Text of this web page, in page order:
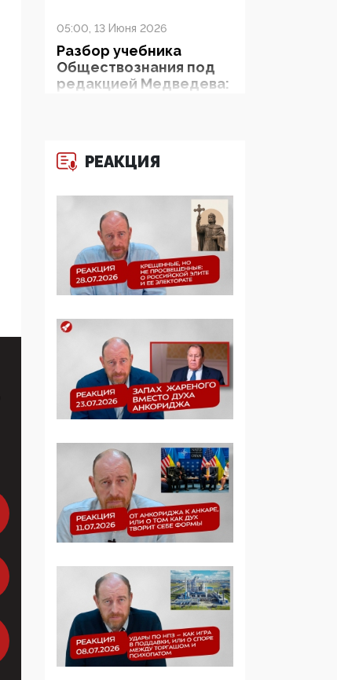
05:00, 13 Июня 2026
Разбор учебника
Обществознания под
редакцией Медведева:
двоемыслия
Прокуратура наконец
увидела
экстремистскую
деятельность ИИТО
ЮНЕСКО в России, но
цифроглобалисты
определять повестку в
образовании
09:43, 01 Июня 2026
5G за счет здоровья
граждан: Минцифры
регионов и
муниципалитетов право
защищать жилые дома
и социальные объекты
от ЭМИ
Роскомнадзор
освободили от борца с
деструктивным и
опасным контентом
07:39, 25 Мая 2026
РЕАКЦИЯ